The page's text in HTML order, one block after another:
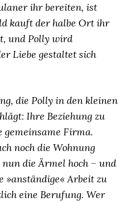
ihr bereiten, ist
kauft der halbe Ort ihr
und Polly wird
Liebe gestaltet sich
die Polly in den kleinen
Ihre Beziehung zu
gemeinsame Firma.
noch die Wohnung
die Ärmel hoch – und
»anständige« Arbeit zu
eine Berufung. Wer